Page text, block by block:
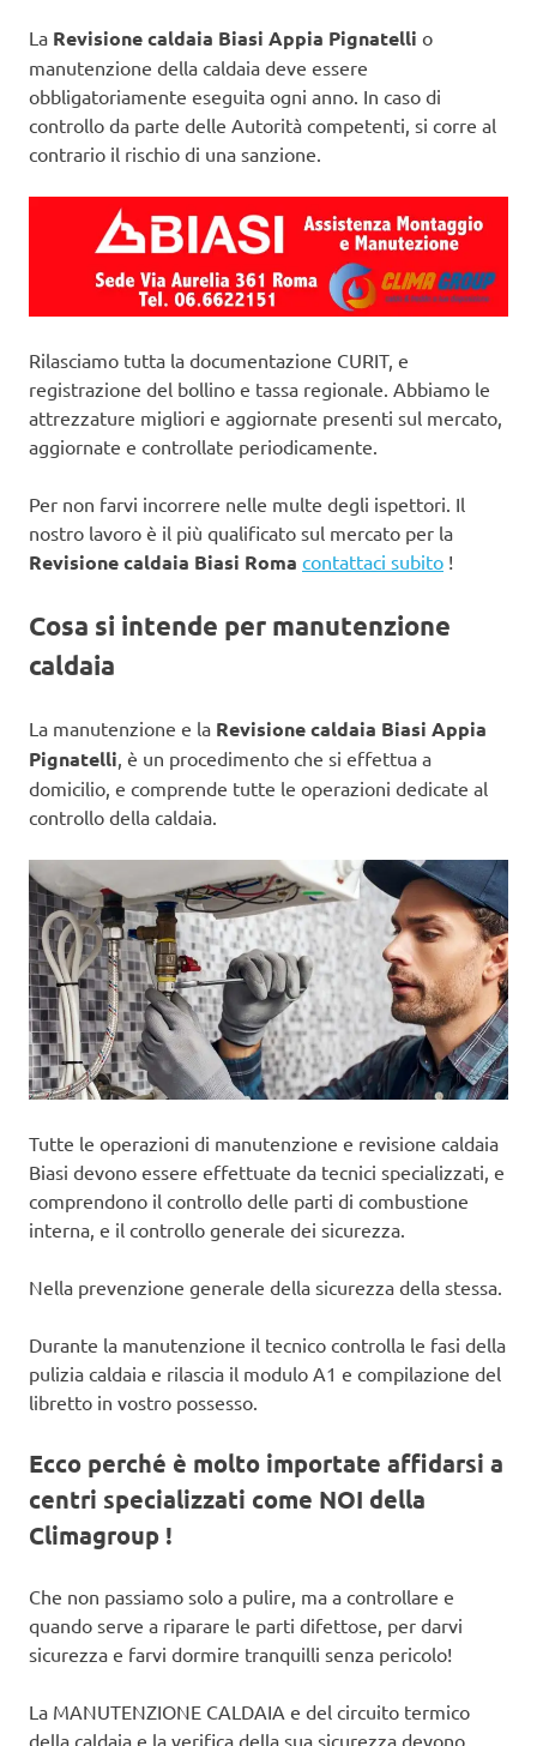
La Revisione caldaia Biasi Appia Pignatelli o
manutenzione della caldaia deve essere
obbligatoriamente eseguita ogni anno. In caso di
controllo da parte delle Autorità competenti, si corre al
contrario il rischio di una sanzione.
Rilasciamo tutta la documentazione CURIT, e
registrazione del bollino e tassa regionale. Abbiamo le
attrezzature migliori e aggiornate presenti sul mercato,
aggiornate e controllate periodicamente.
Per non farvi incorrere nelle multe degli ispettori. Il
nostro lavoro è il più qualificato sul mercato per la
Revisione caldaia Biasi Roma contattaci subito !
Cosa si intende per manutenzione
caldaia
La manutenzione e la Revisione caldaia Biasi Appia
Pignatelli, è un procedimento che si effettua a
domicilio, e comprende tutte le operazioni dedicate al
controllo della caldaia.
Tutte le operazioni di manutenzione e revisione caldaia
Biasi devono essere effettuate da tecnici specializzati, e
comprendono il controllo delle parti di combustione
interna, e il controllo generale dei sicurezza.
Nella prevenzione generale della sicurezza della stessa.
Durante la manutenzione il tecnico controlla le fasi della
pulizia caldaia e rilascia il modulo A1 e compilazione del
libretto in vostro possesso.
Ecco perché è molto importate affidarsi a
centri specializzati come NOI della
Climagroup !
Che non passiamo solo a pulire, ma a controllare e
quando serve a riparare le parti difettose, per darvi
sicurezza e farvi dormire tranquilli senza pericolo!
La MANUTENZIONE CALDAIA e del circuito termico
della caldaia e la verifica della sua sicurezza devono